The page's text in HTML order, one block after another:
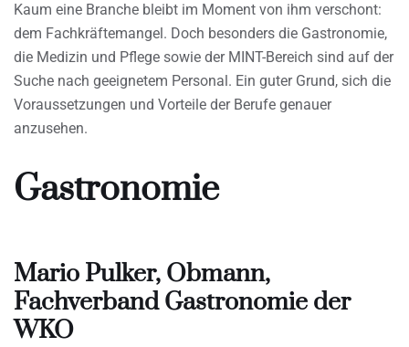
Kaum eine Branche bleibt im Moment von ihm verschont:
dem Fachkräftemangel. Doch besonders die Gastronomie,
die Medizin und Pflege sowie der MINT-Bereich sind auf der
Suche nach geeignetem Personal. Ein guter Grund, sich die
Voraussetzungen und Vorteile der Berufe genauer
anzusehen.
Gastronomie
Mario Pulker, Obmann,
Fachverband Gastronomie der
WKO